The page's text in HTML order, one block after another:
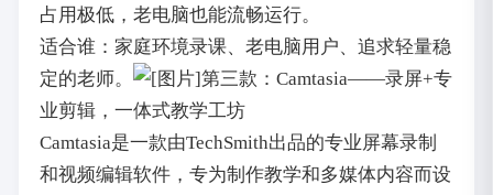
占用极低，老电脑也能流畅运行。
适合谁：家庭环境录课、老电脑用户、追求轻量稳
定的老师。
第三款：Camtasia——录屏+专
业剪辑，一体式教学工坊
Camtasia是一款由TechSmith出品的专业屏幕录制
和视频编辑软件，专为制作教学和多媒体内容而设